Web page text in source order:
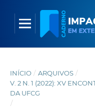
INÍCIO / ARQUIVOS /
V. 2 N. 1 (2022): XV
DA UFCG
/